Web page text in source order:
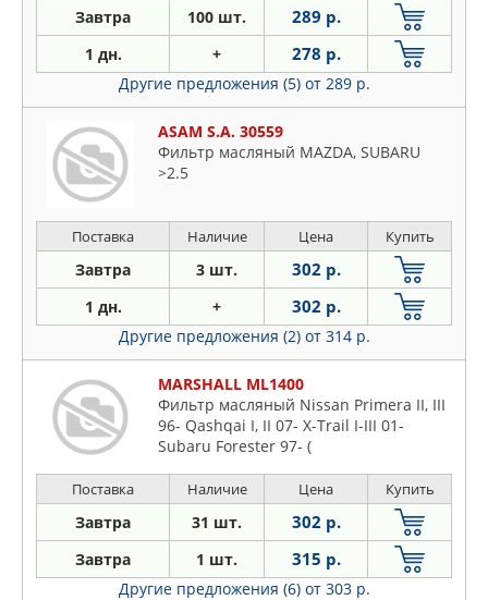
Завтра 100 шт. 289 р.
1 дн. + 278 р.
Другие предложения (5) от 289 р.
ASAM S.A. 30559
Фильтр масляный MAZDA, SUBARU
>2.5
Поставка Наличие Цена Купить
Завтра 3 шт. 302 р.
1 дн. + 302 р.
Другие предложения (2) от 314 р.
MARSHALL ML1400
Фильтр масляный Nissan Primera II, III
96- Qashqai I, II 07- X-Trail I-III 01-
Subaru Forester 97- (
Поставка Наличие Цена Купить
Завтра 31 шт. 302 р.
Завтра 1 шт. 315 р.
Другие предложения (6) от 303 р.